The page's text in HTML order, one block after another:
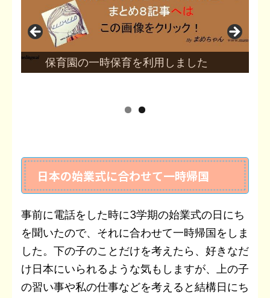
保育園の一時保育を利用しました
日本の始業式に合わせて一時帰国
事前に電話をした時に3学期の始業式の日にち
を聞いたので、それに合わせて一時帰国をしま
した。下の子のことだけを考えたら、好きなだ
け日本にいられるような気もしますが、上の子
の習い事や私の仕事などを考えると結構日にち